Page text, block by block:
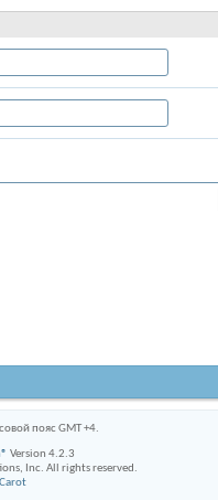
пояс GMT +4.
Version 4.2.3
Inc. All rights reserved.